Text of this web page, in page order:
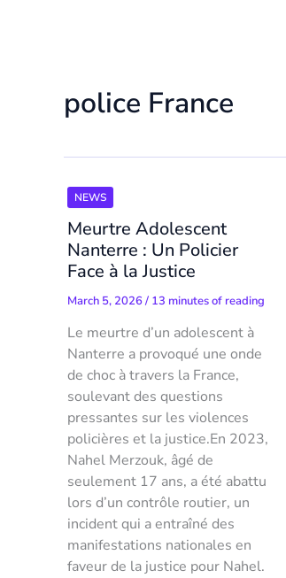
police France
NEWS
Meurtre Adolescent
Nanterre : Un Policier
Face à la Justice
March 5, 2026/ 13 minutes of reading
Le meurtre d’un adolescent à
Nanterre a provoqué une onde
de choc à travers la France,
soulevant des questions
pressantes sur les violences
policières et la justice.En 2023,
Nahel Merzouk, âgé de
seulement 17 ans, a été abattu
lors d’un contrôle routier, un
incident qui a entraîné des
manifestations nationales en
faveur de la justice pour Nahel.